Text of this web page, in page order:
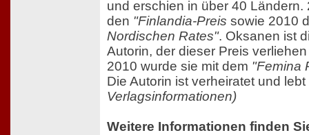
und erschien in über 40
den "Finlandia-Preis sowie 2010
Nordischen Rates". Oksanen ist
Autorin, der dieser Preis
2010 wurde sie mit dem "Femina
Die Autorin ist verheiratet und
Verlagsinformationen)
Weitere Informationen finden